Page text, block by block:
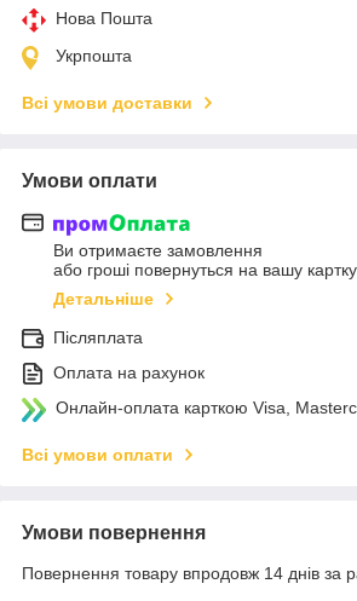
Нова Пошта
Укрпошта
Всі умови доставки
Умови оплати
Ви отримаєте замовлення
або гроші повернуться на вашу картку
Детальніше
Післяплата
Оплата на рахунок
Онлайн-оплата карткою Visa,
Всі умови оплати
Умови повернення
Повернення товару впродовж 14 днів за